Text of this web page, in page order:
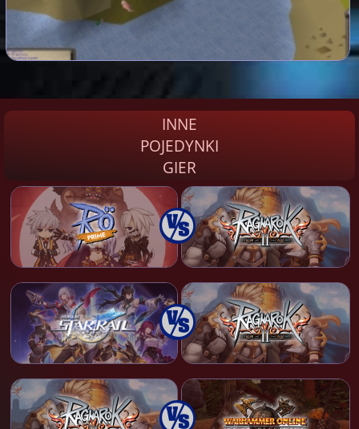
INNE
POJEDYNKI
GIER